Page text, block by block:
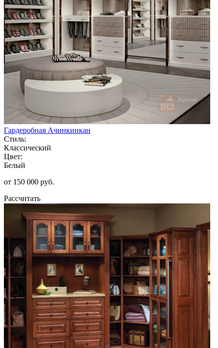
Гардеробная Ачинкинкан
Стиль:
Классический
Цвет:
Белый
от 150 000 руб.
Рассчитать